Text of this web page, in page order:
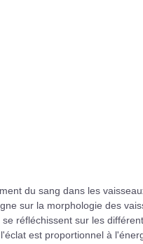
du sang dans les
sur la morphologie des
réfléchissent sur les
est proportionnel à